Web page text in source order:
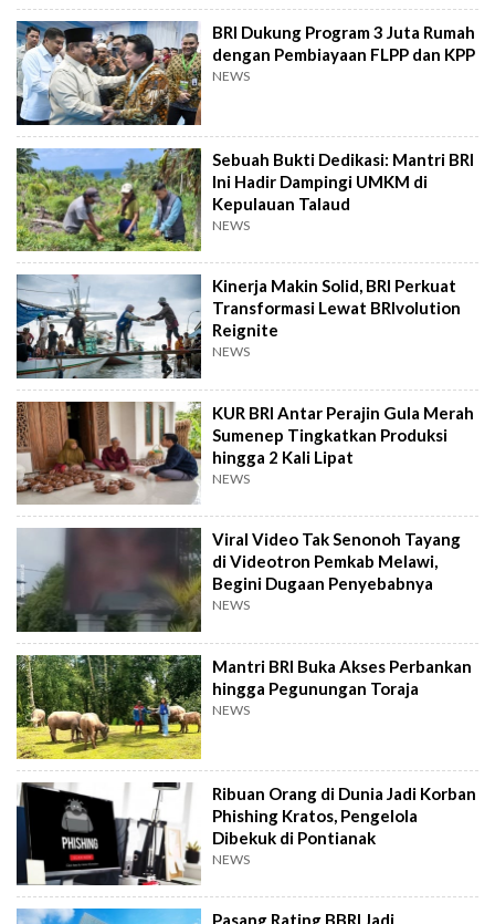
BRI Dukung Program 3 Juta Rumah
dengan Pembiayaan FLPP dan KPP
NEWS
Sebuah Bukti Dedikasi: Mantri BRI
Ini Hadir Dampingi UMKM di
Kepulauan Talaud
NEWS
Kinerja Makin Solid, BRI Perkuat
Transformasi Lewat BRIvolution
Reignite
NEWS
KUR BRI Antar Perajin Gula Merah
Sumenep Tingkatkan Produksi
hingga 2 Kali Lipat
NEWS
Viral Video Tak Senonoh Tayang
di Videotron Pemkab Melawi,
Begini Dugaan Penyebabnya
NEWS
Mantri BRI Buka Akses Perbankan
hingga Pegunungan Toraja
NEWS
Ribuan Orang di Dunia Jadi Korban
Phishing Kratos, Pengelola
Dibekuk di Pontianak
NEWS
Pasang Rating BBRI Jadi